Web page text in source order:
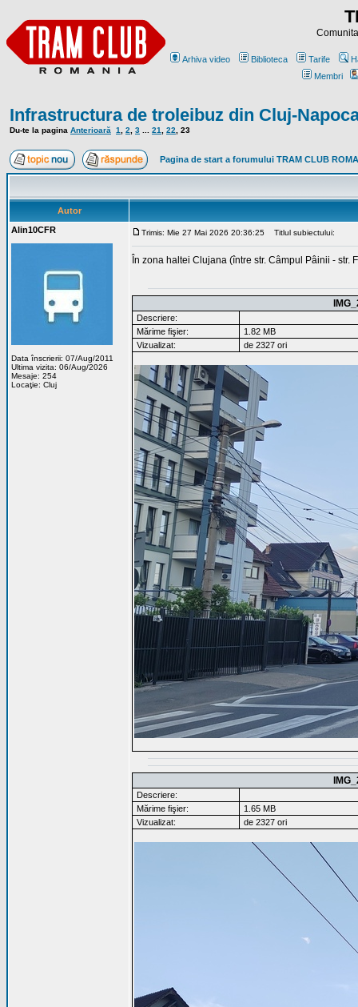
Arhiva video Biblioteca Tarife
Membri
Infrastructura de troleibuz din Cluj-
Du-te la pagina Anterioară 1 2 3 21 22 23
Pagina de start a forumului TRAM CLUB
Autor
Alin10CFR
Data înscrierii: 07/Aug/2011
Ultima vizita: 06/Aug/2026
Mesaje: 254
Locaţie: Cluj
Trimis: Mie 27 Mai 2026 20:36:25 Titlul subiectului:
În zona haltei Clujana (între str. Câmpul Pâinii -
Descriere:
Mărime fişier:
1.82 MB
Vizualizat:
de 2327 ori
Descriere:
Mărime fişier:
1.65 MB
Vizualizat:
de 2327 ori